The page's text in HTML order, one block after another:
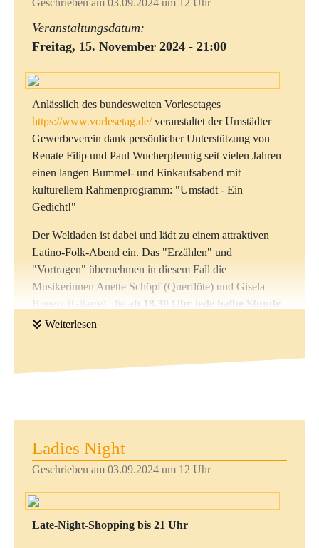
Weiterführenede Infos
Geschrieben am 03.09.2024 um 12 Uhr
Veranstaltungsdatum:
Freitag, 15. November 2024 - 21:00
Anlässlich des bundesweiten Vorlesetages
https://www.vorlesetag.de/veranstaltet der Umstädter
Gewerbeverein dank persönlicher Unterstützung von
Renate Filip und Paul Wucherpfennig seit vielen Jahren
einen langen Bummel- und Einkaufsabend mit
kulturellem Rahmenprogramm: "Umstadt - Ein
Gedicht!"
Der Weltladen ist dabei und lädt zu einem attraktiven
Latino-Folk-Abend ein. Das "Erzählen" und
"Vortragen" übernehmen in diesem Fall die
Musikerinnen Anette Schöpf (Querflöte) und Gisela
Bonerz (Gitarre), die ab 18.30 Uhr jede halbe Stunde
10-15 Minuten lang aufspielen und gerne auch die
Ensemble philSaitig und bei vielen anderen
Gelegenheiten in der weiteren Umgebung von Dieburg.
schließt um 21 Uhr.
Das Duett hat fast alle Musikstile im Repertoire - vom
Weiterlesen
Ladies Night
Geschrieben am 03.09.2024 um 12 Uhr
Late-Night-Shopping bis 21 Uhr